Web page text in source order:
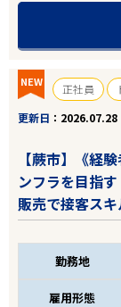
NEW 正社員
更新日
2026.07.28
【蕨市】《経
ンフラを目指
販売で接客ス
勤務地
雇用形態